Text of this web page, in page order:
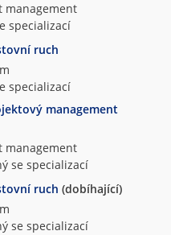
management
specializací
ruch
specializací
management
management
se specializací
ruch (dobíhající)
se specializací